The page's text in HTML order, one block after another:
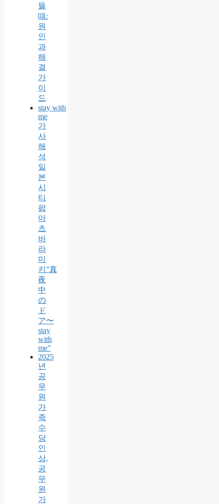
뜰
때:
원
인
과
해
결
가
이
드
stay with
me
가
사
해
석
일
본
시
티
팝
마
츠
바
라
미
키”真
夜
中
の
ド
ア〜
stay
with
me”
2025
년
공
무
원
가
족
수
당
인
상,
공
무
원
가